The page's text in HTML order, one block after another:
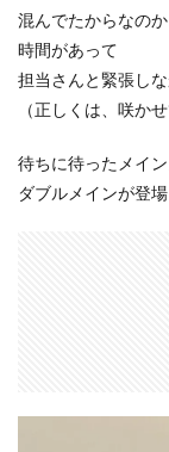
混んでたからなの
時間があって
担当さんと緊張し
（正しくは、咲か
待ちに待ったメイン
ダブルメインが登